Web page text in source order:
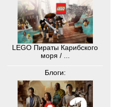
LEGO Пираты Карибского
моря / ...
Блоги: